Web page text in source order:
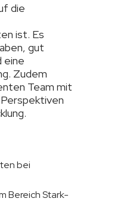
die
ist. Es
gut
eine
Zudem
Team mit
bei
Bereich Stark-